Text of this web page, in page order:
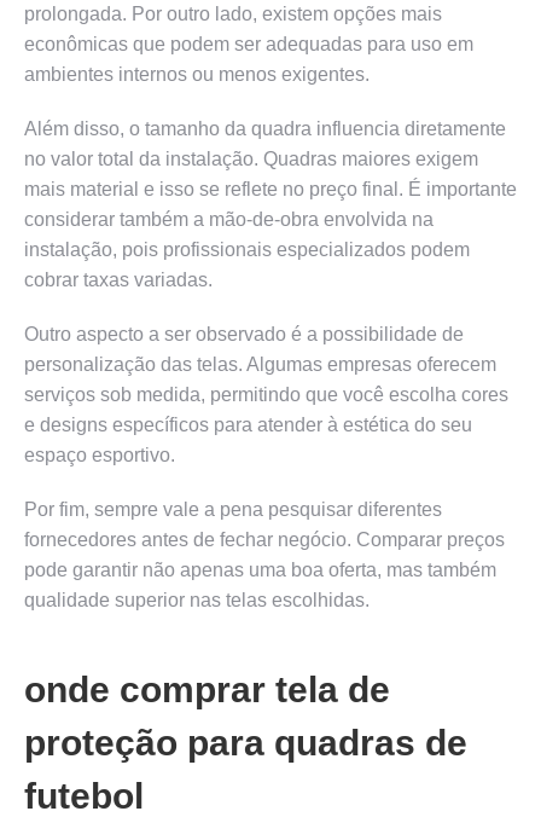
prolongada. Por outro lado, existem opções mais
econômicas que podem ser adequadas para uso em
ambientes internos ou menos exigentes.
Além disso, o tamanho da quadra influencia diretamente
no valor total da instalação. Quadras maiores exigem
mais material e isso se reflete no preço final. É importante
considerar também a mão-de-obra envolvida na
instalação, pois profissionais especializados podem
cobrar taxas variadas.
Outro aspecto a ser observado é a possibilidade de
personalização das telas. Algumas empresas oferecem
serviços sob medida, permitindo que você escolha cores
e designs específicos para atender à estética do seu
espaço esportivo.
Por fim, sempre vale a pena pesquisar diferentes
fornecedores antes de fechar negócio. Comparar preços
pode garantir não apenas uma boa oferta, mas também
qualidade superior nas telas escolhidas.
onde comprar tela de
proteção para quadras de
futebol